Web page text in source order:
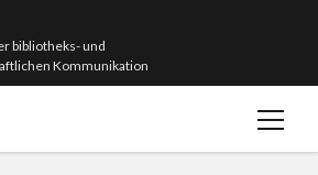
bibliotheks- und
Kommunikation
Menü